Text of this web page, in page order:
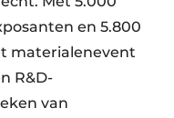
en 5.800
materialenevent
R&D-
van